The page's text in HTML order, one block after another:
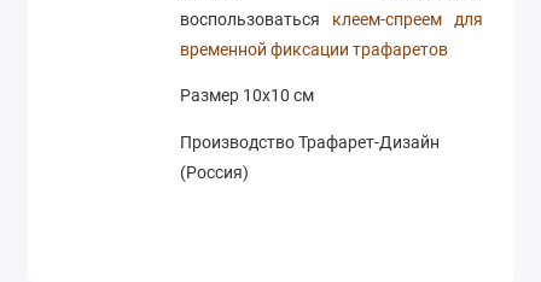
воспользоваться клеем-спреем для
временной фиксации трафаретов
Размер 10х10 см
Производство Трафарет-Дизайн
(Россия)